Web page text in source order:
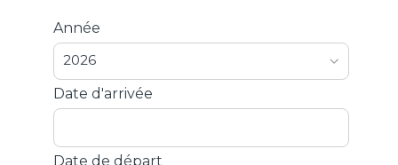
Année
2026
Date d'arrivée
Date de départ